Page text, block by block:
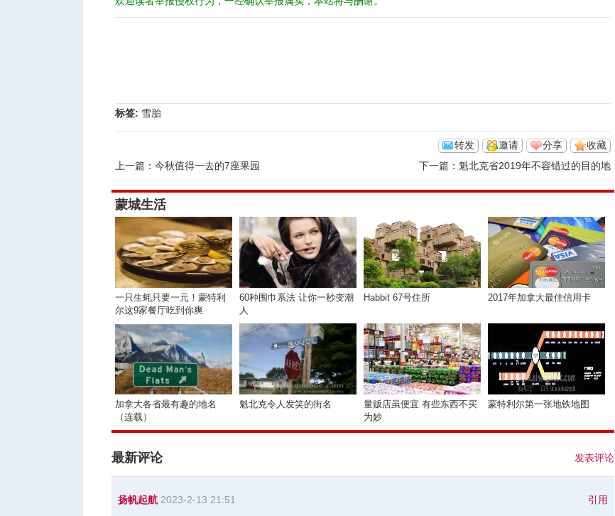
标签: 雪胎
收藏
分享
邀请
转发
上一篇： 今秋值得一去的7座果园 下一篇： 魁北克省2019年不容错过的目的地
蒙城生活
一只生蚝只要一元！蒙特利
尔这9家餐厅吃到你爽
60种围巾系法 让你一秒变潮
人
Habbit 67号住所 2017年加拿大最佳信用卡
加拿大各省最有趣的地名
（连载）
魁北克令人发笑的街名
量贩店虽便宜 有些东西不买
为妙
蒙特利尔第一张地铁地图
发表评论
最新评论
引用
扬帆起航 2023-2-13 21:51